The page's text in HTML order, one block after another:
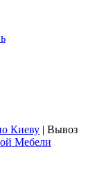
Киеву | Вывоз
Мебели